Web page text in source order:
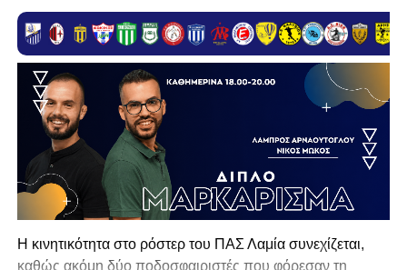
Η κινητικότητα στο ρόστερ του ΠΑΣ Λαμία συνεχίζεται,
καθώς ακόμη δύο ποδοσφαιριστές που φόρεσαν τη